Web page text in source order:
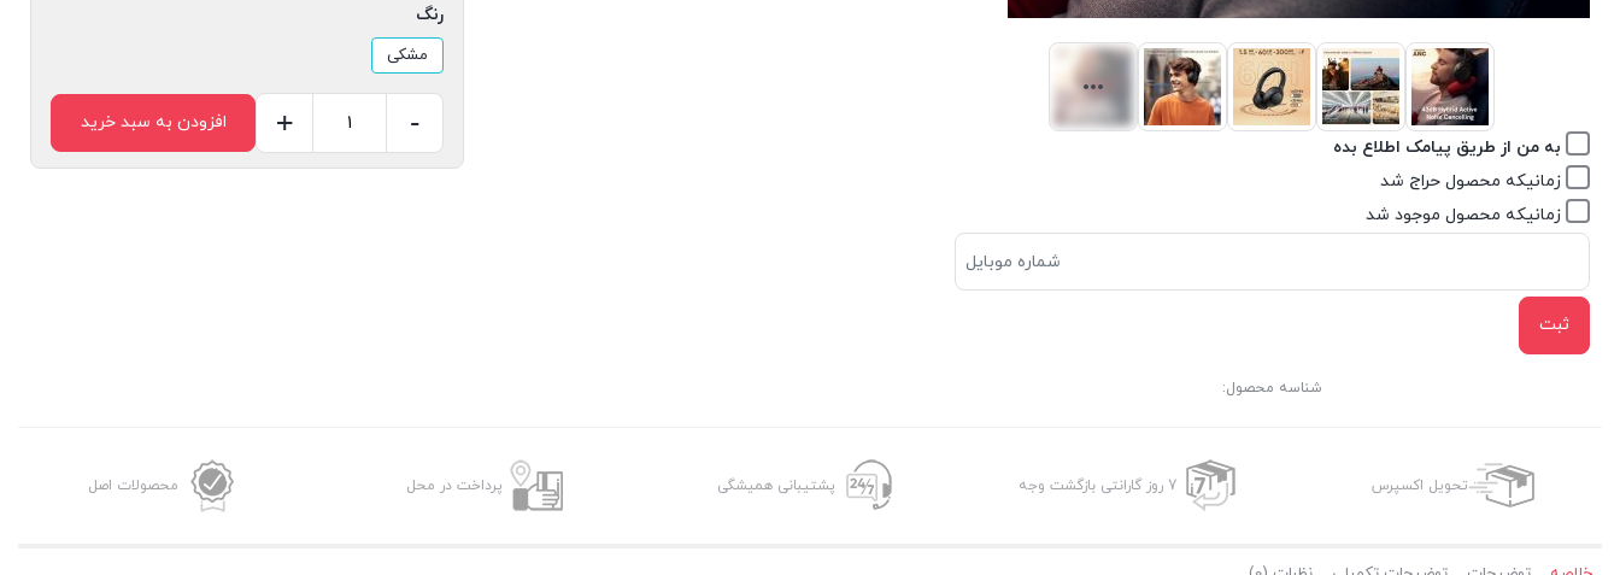
به من از طریق پیامک اطلاع بده
زمانیکه محصول حراج شد
زمانیکه محصول موجود شد
ثبت
شناسه محصول:
رنگ
مشکی
بلوتوثی
-
+ افزودن به سبد خرید
تحویل اکسپرس 7 روز گارانتی بازگشت وجه پشتیبانی همیشگی پرداخت در محل محصولات اصل